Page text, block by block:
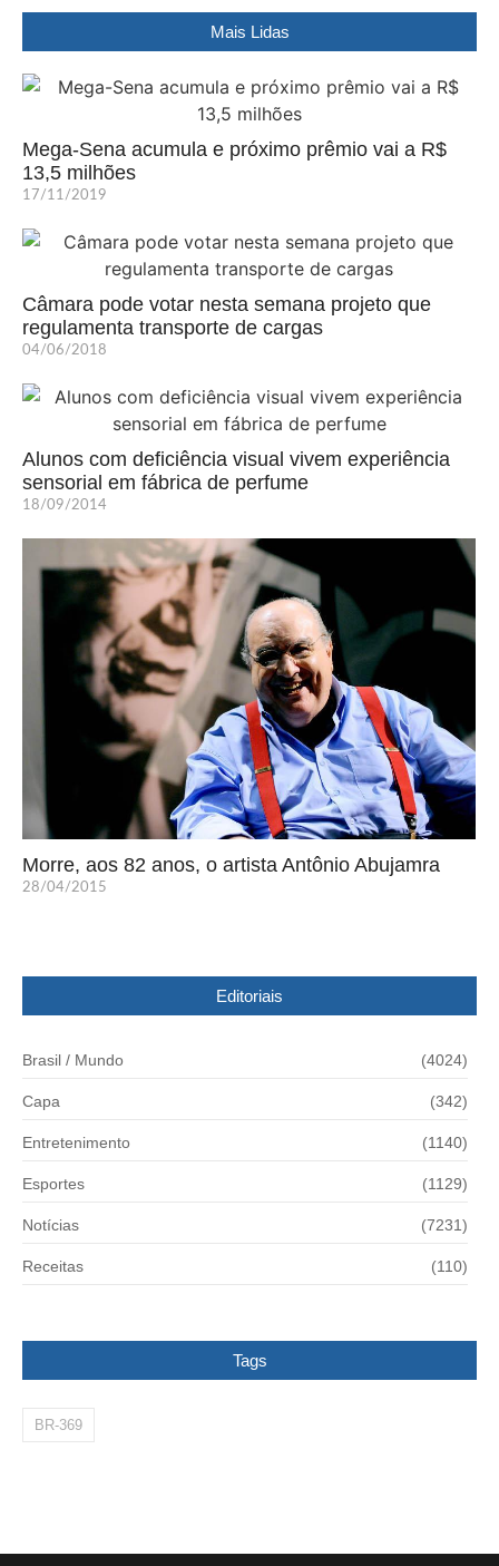
Mais Lidas
Mega-Sena acumula e próximo prêmio vai a R$
13,5 milhões
17/11/2019
Câmara pode votar nesta semana projeto que
regulamenta transporte de cargas
04/06/2018
Alunos com deficiência visual vivem experiência
sensorial em fábrica de perfume
18/09/2014
Morre, aos 82 anos, o artista Antônio Abujamra
28/04/2015
Editoriais
Brasil / Mundo (4024)
Capa (342)
Entretenimento (1140)
Esportes (1129)
Notícias (7231)
Receitas (110)
Tags
BR-369